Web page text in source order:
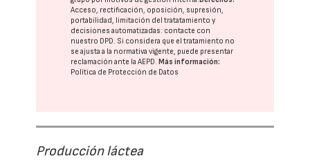
Acceso, rectificación, oposición, supresión,
portabilidad, limitación del tratatamiento y
decisiones automatizadas: contacte con
nuestro DPD. Si considera que el tratamiento no
se ajusta a la normativa vigente, puede presentar
reclamación ante laAEPD.Más información:
Política de Protección de Datos
Producción láctea